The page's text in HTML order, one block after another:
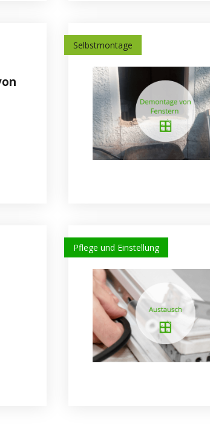
Selbstmontage
Pflege und Einstellung